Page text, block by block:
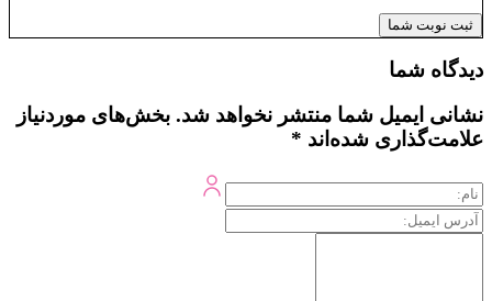
ثبت نوبت شما
دیدگاه شما
نشانی ایمیل شما منتشر نخواهد شد. بخش‌های موردنیاز
علامت‌گذاری شده‌اند *